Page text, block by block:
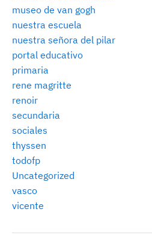
museo de van gogh
nuestra escuela
nuestra señora del pilar
portal educativo
primaria
rene magritte
renoir
secundaria
sociales
thyssen
todofp
Uncategorized
vasco
vicente